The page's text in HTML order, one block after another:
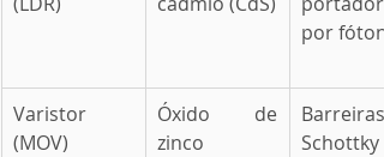
por fótons
Varistor
(MOV)
Óxido de
zinco
Barreiras
Schottky